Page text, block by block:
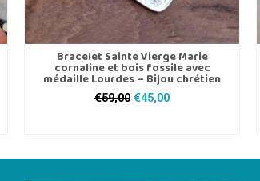
Bracelet Sainte Vierge Marie
cornaline et bois fossile avec
médaille Lourdes – Bijou chrétien
€59,00 Le
€59,00.
€45,00Le
€45,00.
produit